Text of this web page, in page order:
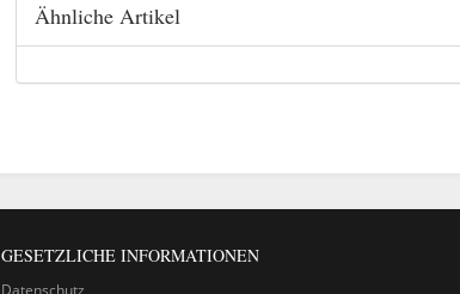
Ähnliche Artikel
GESETZLICHE INFORMATIONEN
Datenschutz